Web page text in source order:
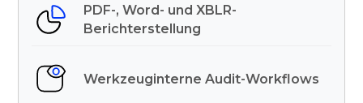
PDF-, Word- und XBLR-
Berichterstellung
Werkzeuginterne Audit-Workflows